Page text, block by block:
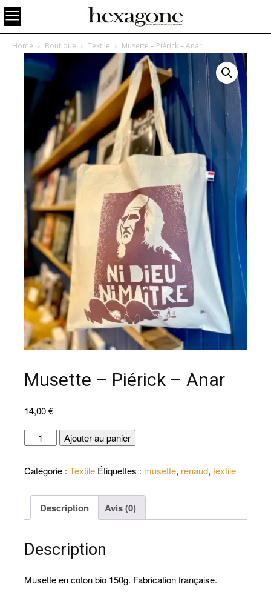
Home Boutique Textile Musette – Piérick – Anar
Musette – Piérick – Anar
14,00€
quantité
de
-
Anar
Ajouter au panier
Catégorie : Textile Étiquettes : musette, renaud, textile
Description Avis (0)
Description
Musette en coton bio 150g. Fabrication française.